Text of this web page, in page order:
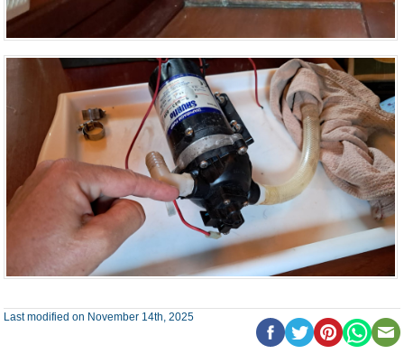
Last modified on November 14th, 2025